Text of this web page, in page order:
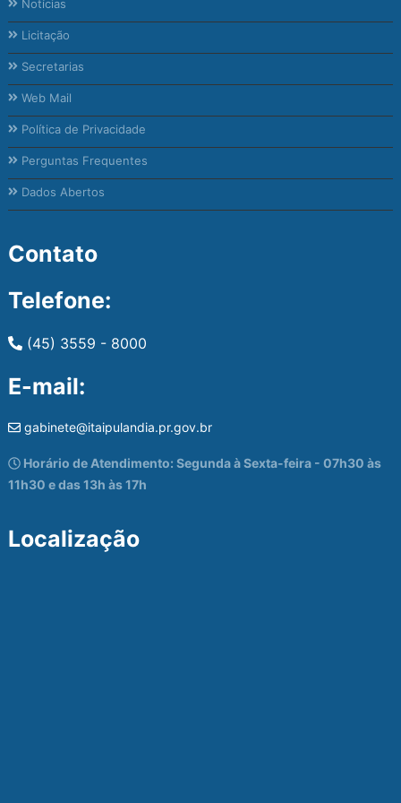
Notícias
Licitação
Secretarias
Web Mail
Política de Privacidade
Perguntas Frequentes
Dados Abertos
Contato
Telefone:
(45) 3559 - 8000
E-mail:
gabinete@itaipulandia.pr.gov.br
Horário de Atendimento: Segunda à Sexta-feira - 07h30 às
11h30 e das 13h às 17h
Localização